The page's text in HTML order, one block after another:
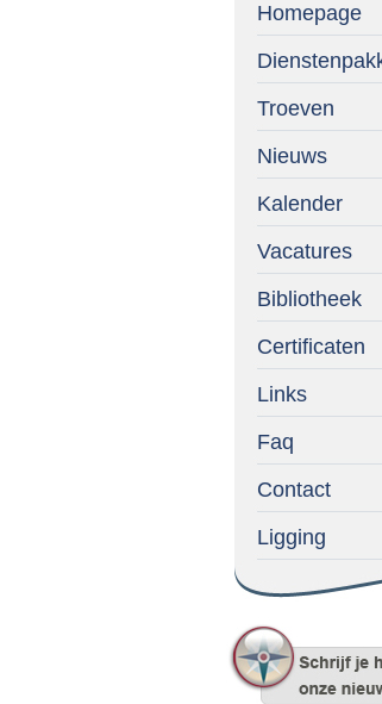
Homepage
Troeven
Nieuws
Kalender
Vacatures
Bibliotheek
Certificaten
Links
Faq
Contact
Ligging